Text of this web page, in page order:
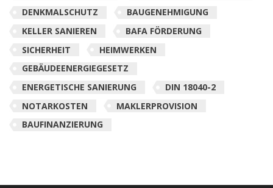
DENKMALSCHUTZ
BAUGENEHMIGUNG
KELLER SANIEREN
BAFA FÖRDERUNG
SICHERHEIT
HEIMWERKEN
GEBÄUDEENERGIEGESETZ
ENERGETISCHE SANIERUNG
DIN 18040-2
NOTARKOSTEN
MAKLERPROVISION
BAUFINANZIERUNG